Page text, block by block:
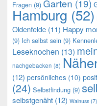
Fragen (9) Garten (19)
Hamburg (52)
Oldenfelde (11) Happy
(9) Ich selbst sein (9)
Leseknochen (13)
nachgebacken (8)
(12) persönliches (10)
(24) Selbstfindung (9)
selbstgenäht (12) Walnuss (7)